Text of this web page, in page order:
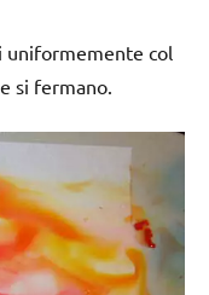
uniformemente col
si fermano.